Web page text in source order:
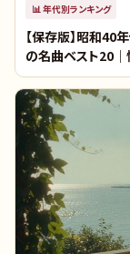
📊 年代別ランキング
【保存版】昭和40
の名曲ベスト20